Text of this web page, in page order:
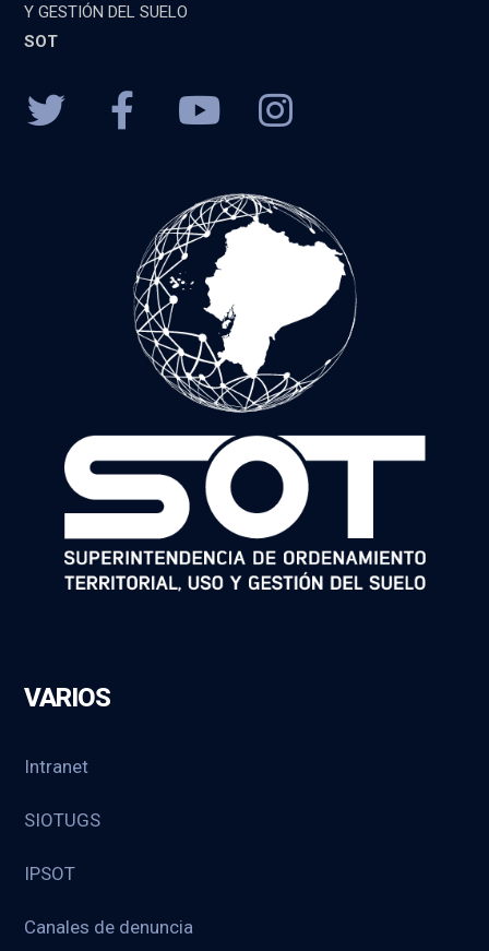
Y GESTIÓN DEL SUELO
SOT
VARIOS
Intranet
SIOTUGS
IPSOT
Canales de denuncia